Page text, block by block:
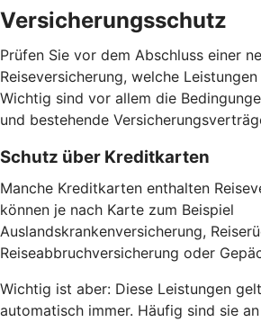
Versicherungsschutz
Prüfen Sie vor dem Abschluss einer
Reiseversicherung, welche
Wichtig sind vor allem die
und bestehende
Schutz über Kreditkarten
Manche Kreditkarten enthalten
können je nach Karte zum Beispiel
Auslandskrankenversicherung,
Reiseabbruchversicherung oder
Wichtig ist aber: Diese Leistungen
automatisch immer. Häufig sind sie